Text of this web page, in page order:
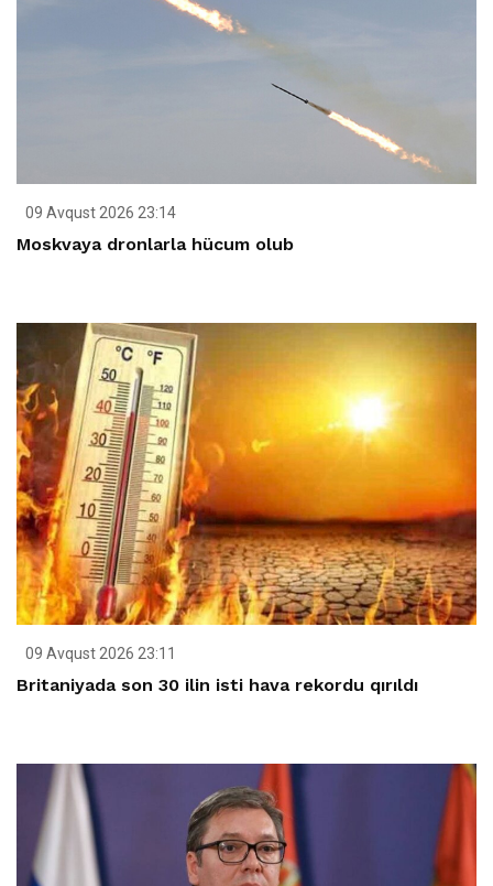
09 Avqust 2026 23:14
Moskvaya dronlarla hücum olub
09 Avqust 2026 23:11
Britaniyada son 30 ilin isti hava rekordu qırıldı